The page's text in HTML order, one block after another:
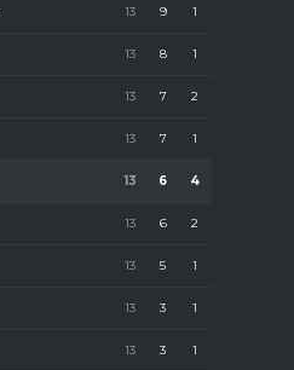
13 9 1
13 8 1
13 7 2
13 7 1
13 6 4
13 6 2
13 5 1
13 3 1
13 3 1